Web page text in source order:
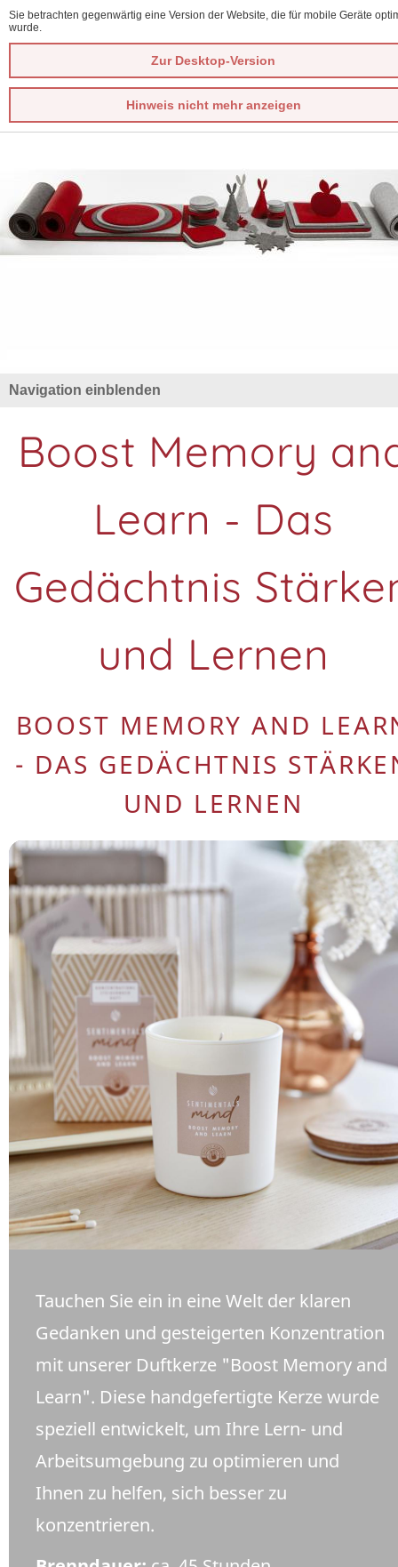
Sie betrachten gegenwärtig eine Version der Website, die für mobile Geräte
wurde.
Zur Desktop-Version
Hinweis nicht mehr anzeigen
Navigation einblenden
Boost Memory
Learn - Das
Gedächtnis
und Lernen
BOOST MEMORY AND
- DAS GEDÄCHTNIS
UND LERNEN
Tauchen Sie ein in eine Welt der klaren
Gedanken und gesteigerten Konzentration
mit unserer Duftkerze "Boost Memory and
Learn". Diese handgefertigte Kerze wurde
speziell entwickelt, um Ihre Lern- und
Arbeitsumgebung zu optimieren und
Ihnen zu helfen, sich besser zu
konzentrieren.